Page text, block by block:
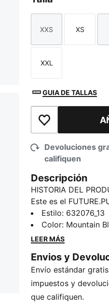
Talla
XXS
Talla
XS
Talla
XXL
GUIA DE TALLAS
Añadir a la lista
Devoluciones
califiquen
Descripción
HISTORIA DEL
Este es el
inspiración urbana
pasado con las
Retro y a la vez
CARACTERÍSTICAS Y
Hecho con al
DETALLES
Ajuste: Regular
Estilo: 632076_13
Color: Mountain
LEER MÁS
Envios y
Envío estándar
impuestos y
que califiquen.